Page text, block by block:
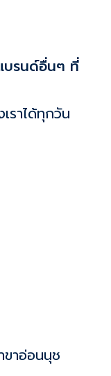
บรนด์อื่นๆ ที่
เราได้ทุกวัน
าอ่อนนุช